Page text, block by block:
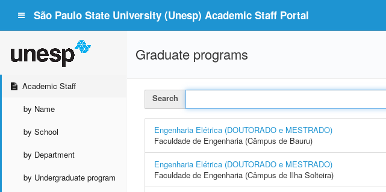
São Paulo State University (Unesp) Academic Staff Portal
Academic Staff
by Name
by School
by Department
by Undergraduate program
Graduate programs
Search
Engenharia Elétrica (DOUTORADO e MESTRADO)
Faculdade de Engenharia (Câmpus de Bauru)
Engenharia Elétrica (DOUTORADO e MESTRADO)
Faculdade de Engenharia (Câmpus de Ilha Solteira)